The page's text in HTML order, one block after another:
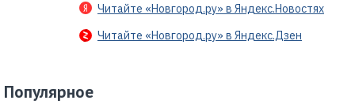
Читайте «Новгород.ру» в Яндекс.Новостях
Читайте «Новгород.ру» в Яндекс.Дзен
Популярное